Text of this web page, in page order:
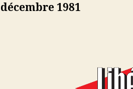
décembre 1981